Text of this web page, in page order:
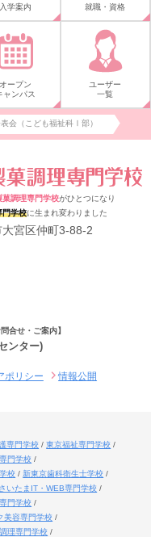
入学案内 就職・資格
オープン
ャンパス
ユーザー
一覧
会（こども福祉科Ⅰ部）
菓調理専門学校がひとつになり
門学校に生まれ変わりました
宮区仲町3-88-2
合せ・ご案内】
ンター)
ポリシー 情報公開
専門学校
東京福祉専門学校
門学校
校
新東京歯科衛生士学校
さいたまIT・WEB専門学校
門学校
美容専門学校
理専門学校